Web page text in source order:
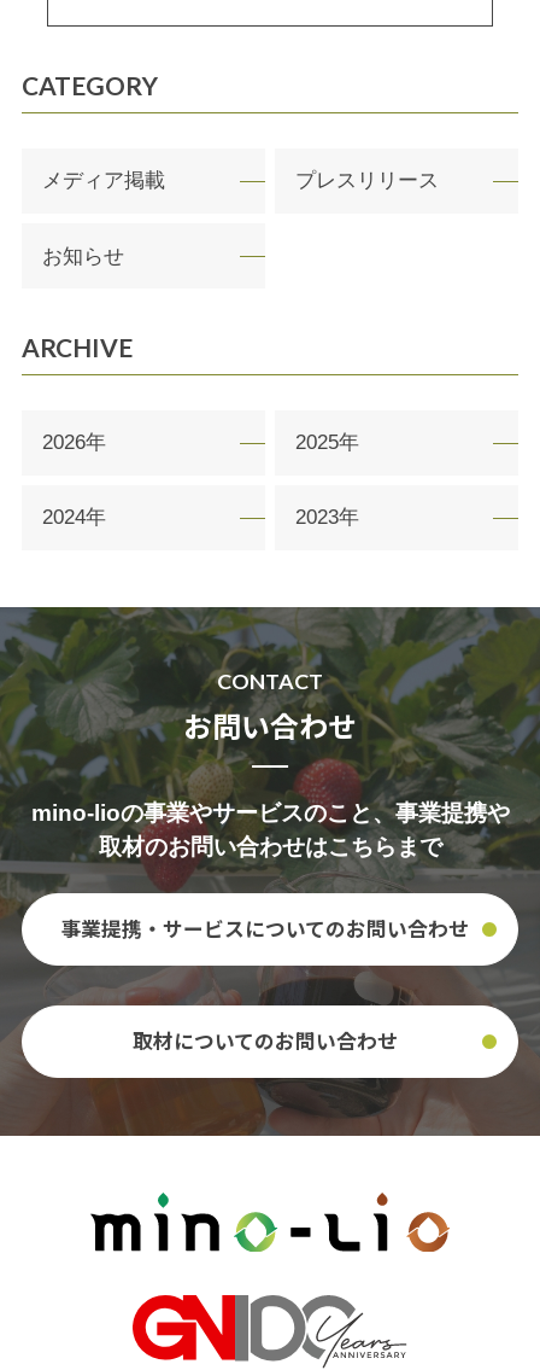
CATEGORY
メディア掲載 プレスリリース
お知らせ
ARCHIVE
2026年 2025年
2024年 2023年
CONTACT
お問い合わせ
mino-lioの事業やサービスのこと、事業提携や
取材のお問い合わせはこちらまで
事業提携・サービスについてのお問い合わせ
取材についてのお問い合わせ